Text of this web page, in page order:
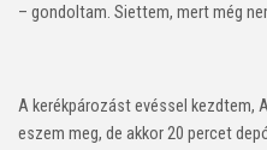
– gondoltam. Siettem, mert még
A kerékpározást evéssel kezdtem,
eszem meg, de akkor 20 percet